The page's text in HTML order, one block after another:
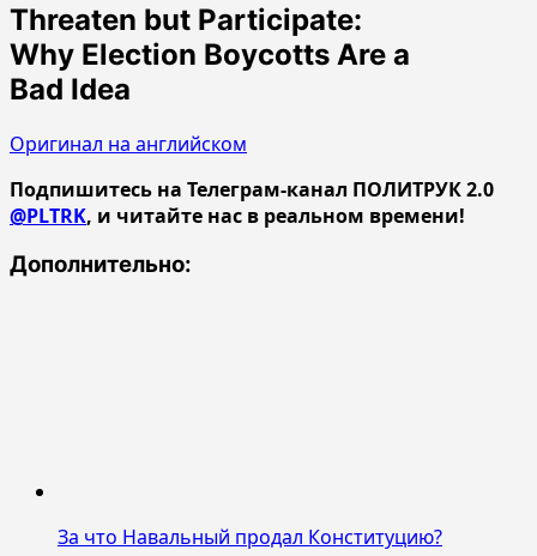
Threaten but Participate:
Why Election Boycotts Are a
Bad Idea
Оригинал на английском
Подпишитесь на Телеграм-канал ПОЛИТРУК 2.0
@PLTRK, и читайте нас в реальном времени!
Дополнительно:
За что Навальный продал Конституцию?